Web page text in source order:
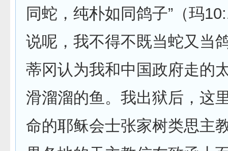
同蛇，纯朴如同鸽子”（玛
说呢，我不得不既当蛇又当
蒂冈认为我和中国政府走的
滑溜溜的鱼。我出狱后，这
命的耶稣会士张家树类思主